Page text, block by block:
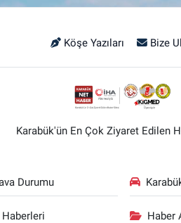
Köşe Yazıları Bize
Karabük'ün En Çok Ziyaret Edilen
Durumu
Haber